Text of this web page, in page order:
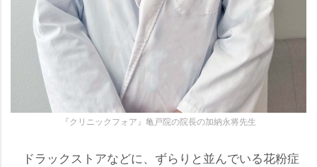
『クリニックフォア』亀戸院の院長の加納永将先生
ドラックストアなどに、ずらりと並んでいる花粉症